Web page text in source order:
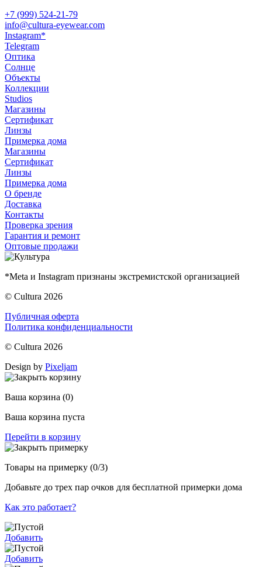
+7 (999) 524-21-79
info@cultura-eyewear.com
Instagram*
Telegram
Оптика
Солнце
Объекты
Коллекции
Studios
Магазины
Сертификат
Линзы
Примерка дома
Магазины
Сертификат
Линзы
Примерка дома
О бренде
Доставка
Контакты
Проверка зрения
Гарантия и ремонт
Оптовые продажи
*Meta и Instagram признаны экстремистской организацией
© Cultura 2026
Публичная оферта
Политика конфиденциальности
© Cultura 2026
Design by Pixeljam
Ваша корзина (0)
Ваша корзина пуста
Перейти в корзину
Товары на примерку (0/3)
Добавьте до трех пар очков для бесплатной примерки дома
Как это работает?
Добавить
Добавить